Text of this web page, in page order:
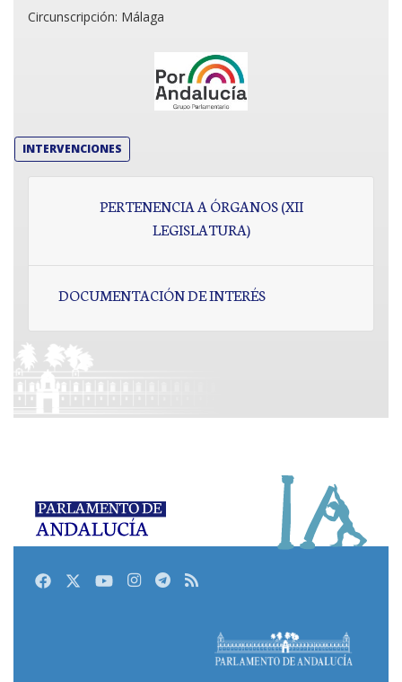
Circunscripción: Málaga
INTERVENCIONES
PERTENENCIA A ÓRGANOS (XII
LEGISLATURA)
DOCUMENTACIÓN DE INTERÉS
FacebookTwitterYoutubeInstagram
Telegram
RSS